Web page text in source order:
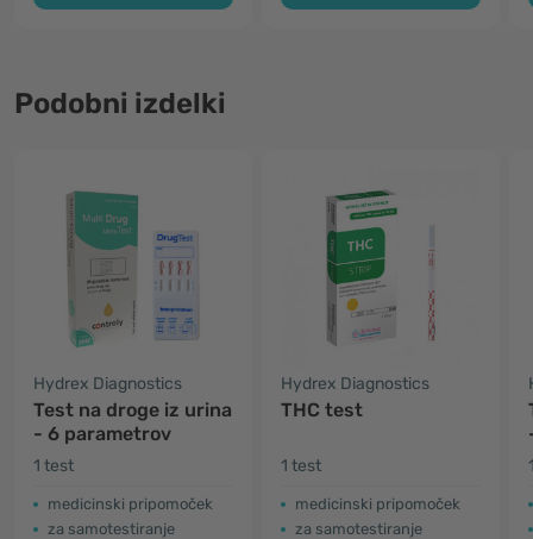
Podobni izdelki
Hydrex Diagnostics
Test na droge iz urina
- 6 parametrov
1 test
medicinski pripomoček
za samotestiranje
Hydrex Diagnostics
THC test
1 test
medicinski pripomoček
za samotestiranje